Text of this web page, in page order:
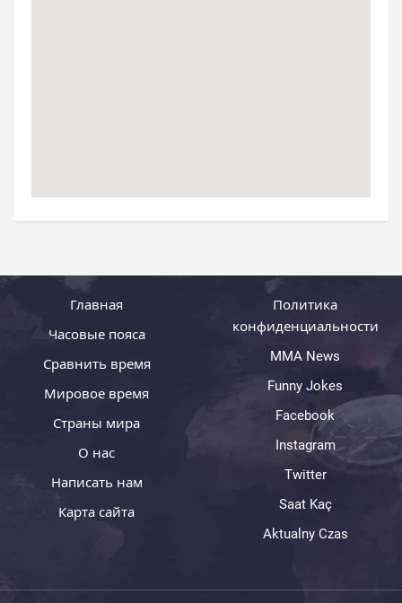
Главная
Часовые пояса
Сравнить время
Мировое время
Страны мира
О нас
Написать нам
Карта сайта
Политика
конфиденциальности
MMA News
Funny Jokes
Facebook
Instagram
Twitter
Saat Kaç
Aktualny Czas